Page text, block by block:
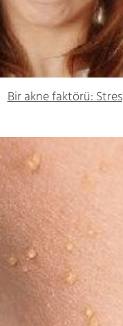
Bir akne faktörü: Stres